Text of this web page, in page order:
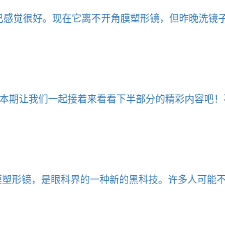
觉很好。现在它离不开角膜塑形镜，但昨晚洗镜
让我们一起接着来看看下半部分的精彩内容吧
镜，是眼科界的一种新的黑科技。许多人可能